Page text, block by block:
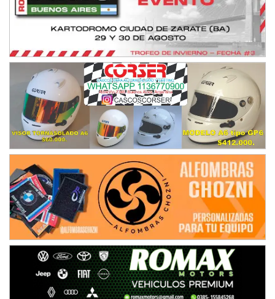
NORESTE SANTAFESINO - F6
Ciudad de Avellaneda (Asfalto)
SUR SANTAFESINO - F4
José Samuel Sánchez (Tierra)
Rufino (Santa Fe)
TUCUMANO - F5
Juan Navarro (Asfalto)
El Timbó (Tucumán)